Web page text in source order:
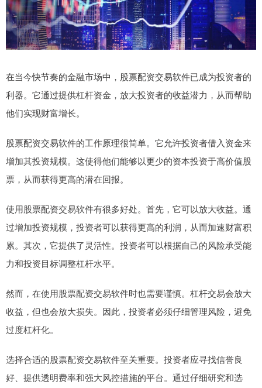
在当今快节奏的金融市场中，股票配资交易软件已成为投资者的
利器。它通过提供杠杆资金，放大投资者的收益潜力，从而帮助
他们实现财富增长。
股票配资交易软件的工作原理很简单。它允许投资者借入资金来
增加其投资规模。这使得他们能够以更少的资本投资于高价值股
票，从而获得更高的潜在回报。
使用股票配资交易软件有很多好处。首先，它可以放大收益。通
过增加投资规模，投资者可以获得更高的利润，从而加速财富积
累。其次，它提供了灵活性。投资者可以根据自己的风险承受能
力和投资目标调整杠杆水平。
然而，在使用股票配资交易软件时也需要谨慎。杠杆交易会放大
收益，但也会放大损失。因此，投资者必须仔细管理风险，避免
过度杠杆化。
选择合适的股票配资交易软件至关重要。投资者应寻找信誉良
好、提供透明费率和强大风控措施的平台。通过仔细研究和选